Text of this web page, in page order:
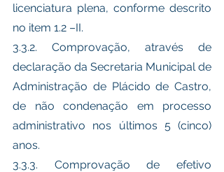
licenciatura plena, conforme descrito
no item 1.2 –II.
3.3.2. Comprovação, através de
declaração da Secretaria Municipal de
Administração de Plácido de Castro,
de não condenação em processo
administrativo nos últimos 5 (cinco)
anos.
3.3.3. Comprovação de efetivo